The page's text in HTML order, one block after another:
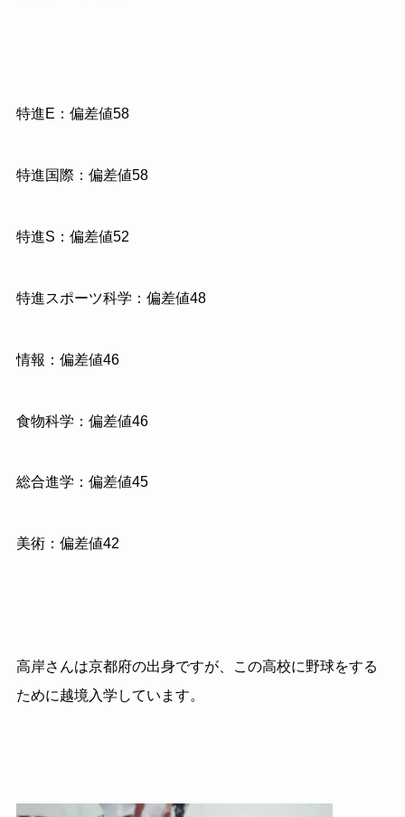
特進E：偏差値58
特進国際：偏差値58
特進S：偏差値52
特進スポーツ科学：偏差値48
情報：偏差値46
食物科学：偏差値46
総合進学：偏差値45
美術：偏差値42
高岸さんは京都府の出身ですが、この高校に野球をする
ために越境入学しています。